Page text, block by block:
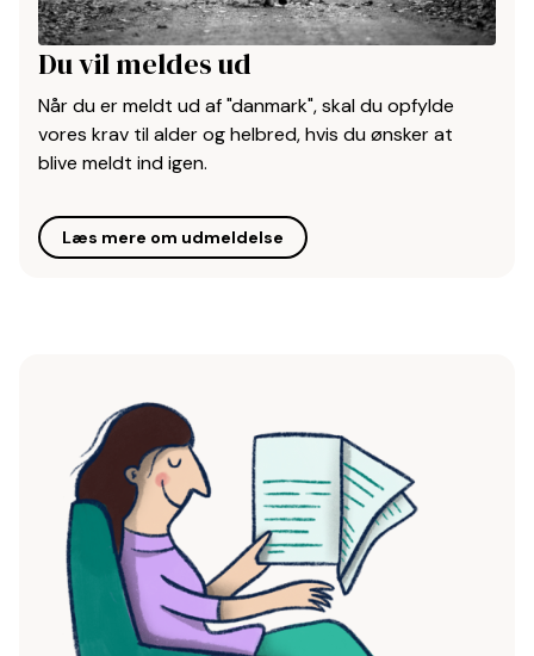
Du vil meldes ud
Når du er meldt ud af "danmark", skal du opfylde
vores krav til alder og helbred, hvis du ønsker at
blive meldt ind igen.
Læs mere om udmeldelse